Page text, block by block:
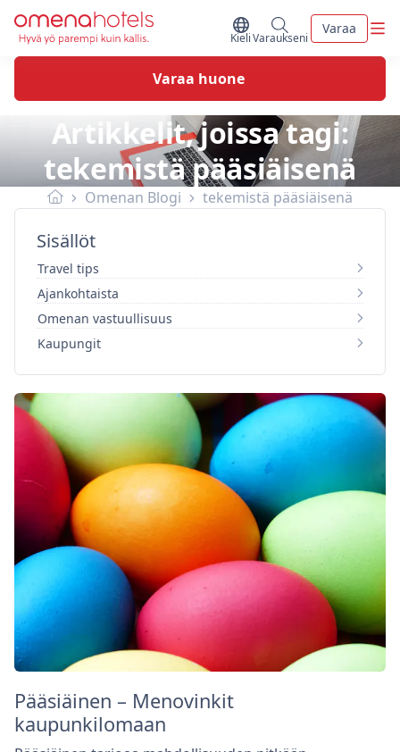
Skip to content
Vaihda kieltä
Kieli Minun varaukseni
Varaukseni
Varaa
Varaa huone
Artikkelit, joissa tagi:
tekemistä pääsiäisenä
Omenan Blogi tekemistä pääsiäisenä
Pääsiäinen – Menovinkit
kaupunkilomaan
Sisällöt
Travel tips
Ajankohtaista
Omenan vastuullisuus
Kaupungit